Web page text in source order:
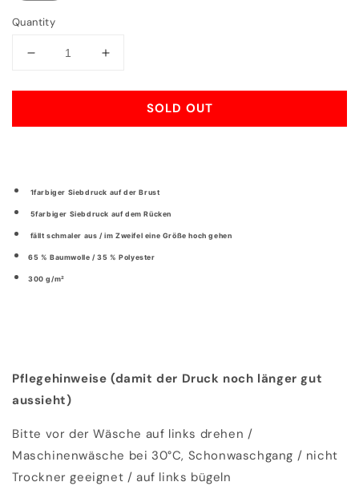
Quantity
Decrease
for
Skullcap
Increase
for
Skullcap
SOLD OUT
1farbiger Siebdruck auf der Brust
5farbiger Siebdruck auf dem Rücken
fällt schmaler aus / im Zweifel eine Größe hoch gehen
65 % Baumwolle / 35 % Polyester
300 g/m²
Pflegehinweise (damit der Druck noch länger gut
aussieht)
Bitte vor der Wäsche auf links drehen /
Maschinenwäsche bei 30°C, Schonwaschgang / nicht
Trockner geeignet / auf links bügeln